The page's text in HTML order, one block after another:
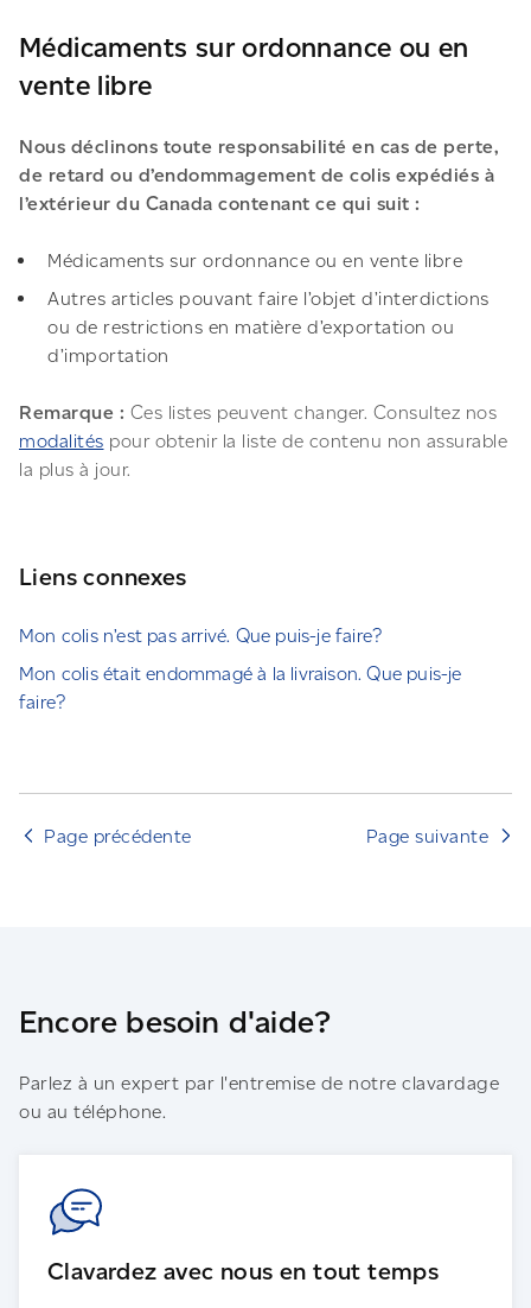
Médicaments sur ordonnance ou en
vente libre
Nous déclinons toute responsabilité en cas de perte,
de retard ou d’endommagement de colis expédiés à
l’extérieur du Canada contenant ce qui suit :
Médicaments sur ordonnance ou en vente libre
Autres articles pouvant faire l’objet d’interdictions
ou de restrictions en matière d’exportation ou
d’importation
Remarque : Ces listes peuvent changer. Consultez nos
modalités pour obtenir la liste de contenu non assurable
la plus à jour.
Liens connexes
Mon colis n’est pas arrivé. Que puis-je faire?
Mon colis était endommagé à la livraison. Que puis-je
faire?
Page précédente Page suivante
Encore besoin d'aide?
Parlez à un expert par l'entremise de notre clavardage
ou au téléphone.
Clavardez avec nous en tout temps